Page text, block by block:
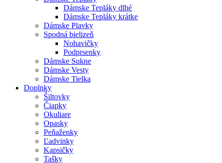
Dámske Tepláky dlhé
Dámske Tepláky krátke
Dámske Plavky
Spodná bielizeň
Nohavičky
Podprsenky
Dámske Sukne
Dámske Vesty
Dámske Tielka
Doplnky
Šiltovky
Čiapky
Okuliare
Opasky
Peňaženky
Ľadvinky
Kapsičky
Tašky